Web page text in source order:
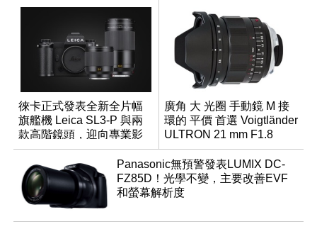
徠卡正式發表全新全片幅
旗艦機 Leica SL3-P 與兩
款高階鏡頭，迎向專業影
音全方位演進
廣角 大 光圈 手動鏡 M 接
環的 平價 首選 Voigtländer
ULTRON 21 mm F1.8
Aspherical
Panasonic無預警發表LUMIX DC-
FZ85D！光學不變，主要改善EVF
和螢幕解析度